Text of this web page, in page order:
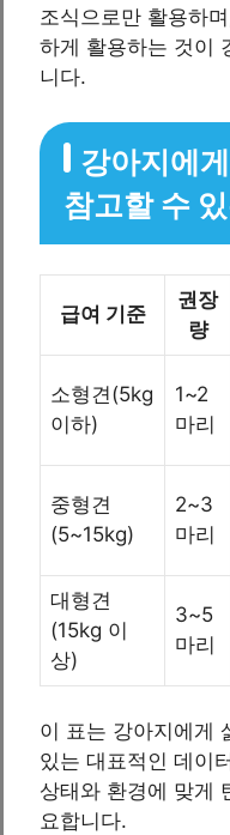
조식으로만 활용하
하게 활용하는 것이
니다.
강아지에
참고할 수
급여 기준
권장
량
소형견(5kg
이하)
1~2
마리
중형견
(5~15kg)
2~3
마리
대형견
(15kg 이
상)
3~5
마리
이 표는 강아지에게
있는 대표적인 데이
상태와 환경에 맞게
요합니다.